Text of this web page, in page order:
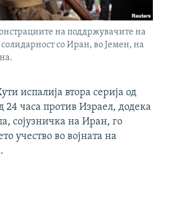
на поддржувачите на
со Иран, во Јемен, на
испалија втора серија од
24 часа против Израел, додека
сојузничка на Иран, го
учество во војната на